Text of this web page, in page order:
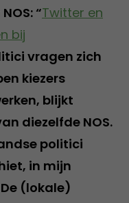
“Twitter en
bij
vragen zich
kiezers
blijkt
diezelfde NOS.
politici
in mijn
(lokale)